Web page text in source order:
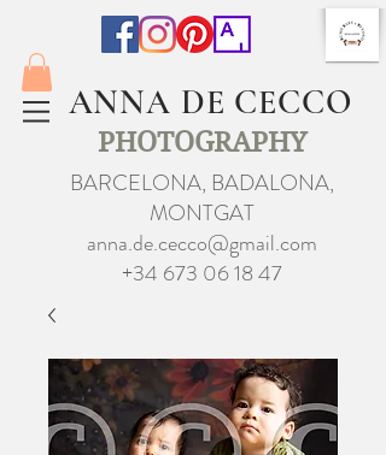
ANNA DE CECCO
PHOTOGRAPHY
BARCELONA, BADALONA,
MONTGAT
anna.de.cecco@gmail.com
+34 673 06 18 47